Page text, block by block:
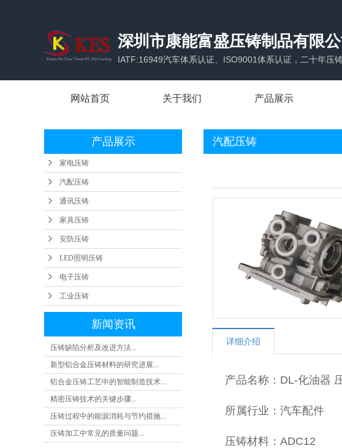
深圳市康能富盛压铸制品有限公
IATF:16949汽车体系认证、ISO9001体系认证，二十年压
网站首页 关于我们
公司简介
企业优势
产品展示
家电压铸
汽配压铸
家具压铸
安防压铸
LED照明压铸
电子压铸
工业压铸
产品展示
家电压铸
汽配压铸
通讯压铸
家具压铸
安防压铸
LED照明压铸
电子压铸
工业压铸
新闻资讯
压铸缺陷分析及改进方法...
新型铝合金压铸材料的研究进展...
铝合金压铸工艺中的智能制造技术...
精密压铸技术的关键步骤...
压铸过程中的能源消耗与节约措施...
压铸加工中常见的质量问题...
汽配压铸
详细介绍
产品名称：DL-化油器
所属行业：汽车配件
压铸材料：ADC12